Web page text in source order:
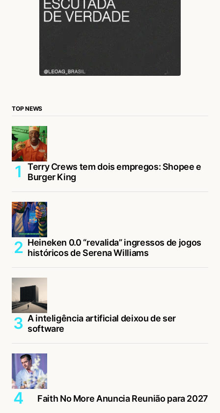
TOP NEWS
Terry Crews tem dois empregos: Shopee e
Burger King
Heineken 0.0 “revalida” ingressos de jogos
históricos de Serena Williams
A inteligência artificial deixou de ser
software
Faith No More Anuncia Reunião para 2027